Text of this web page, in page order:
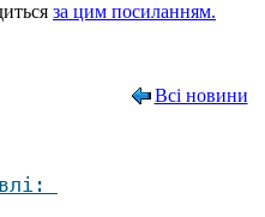
за цим посиланням.
Всі новини
: